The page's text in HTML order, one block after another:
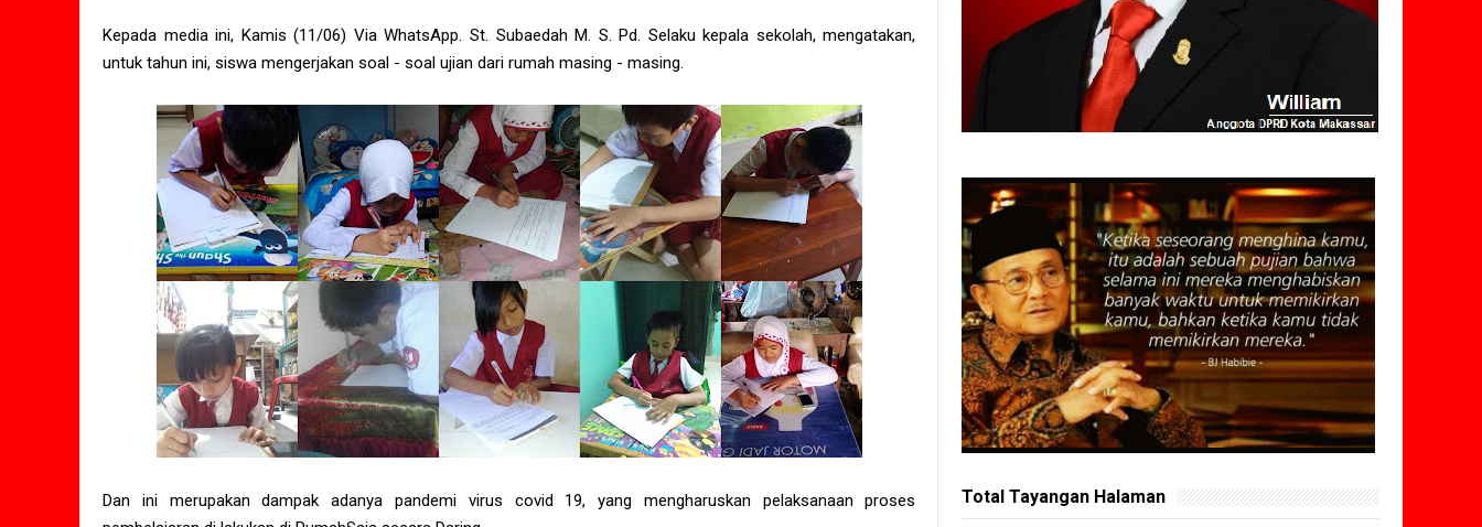
Kepada media ini, Kamis (11/06) Via WhatsApp. St. Subaedah M. S. Pd. Selaku kepala sekolah, mengatakan,
untuk tahun ini, siswa mengerjakan soal - soal ujian dari rumah masing - masing.
Dan ini merupakan dampak adanya pandemi virus covid 19, yang mengharuskan pelaksanaan proses
Total Tayangan Halaman